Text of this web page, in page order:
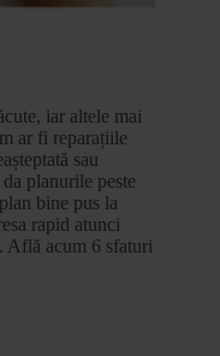
iar altele mai
ar fi reparațiile
sau
planurile peste
bine pus la
rapid atunci
Află acum 6 sfaturi